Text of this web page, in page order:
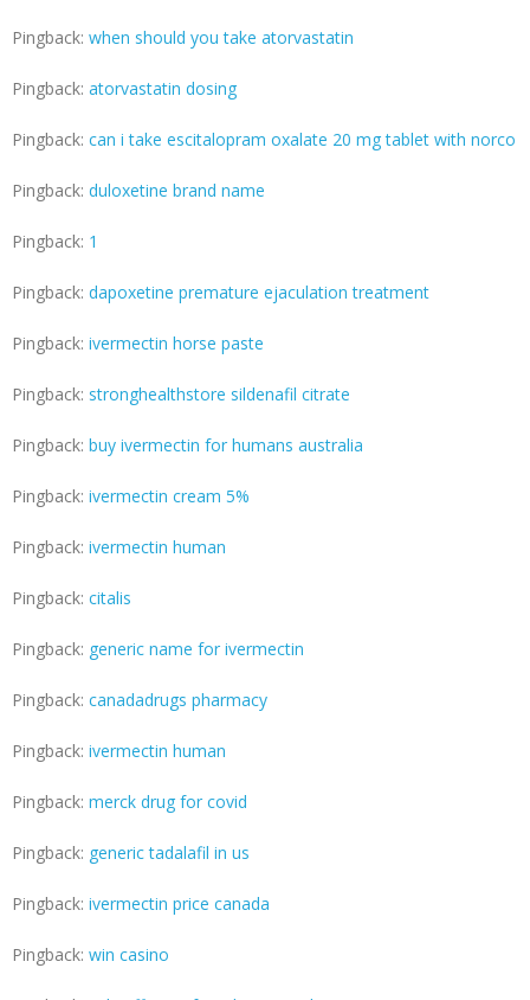
Pingback: when should you take atorvastatin
Pingback: atorvastatin dosing
Pingback: can i take escitalopram oxalate 20 mg tablet with norco
Pingback: duloxetine brand name
Pingback: 1
Pingback: dapoxetine premature ejaculation treatment
Pingback: ivermectin horse paste
Pingback: stronghealthstore sildenafil citrate
Pingback: buy ivermectin for humans australia
Pingback: ivermectin cream 5%
Pingback: ivermectin human
Pingback: citalis
Pingback: generic name for ivermectin
Pingback: canadadrugs pharmacy
Pingback: ivermectin human
Pingback: merck drug for covid
Pingback: generic tadalafil in us
Pingback: ivermectin price canada
Pingback: win casino